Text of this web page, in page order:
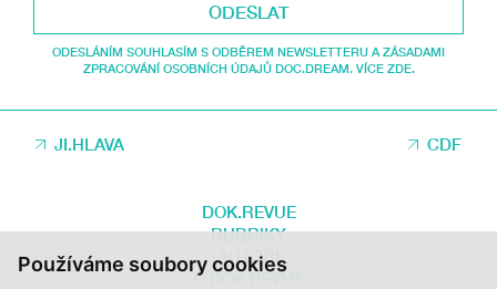
Používáme soubory cookies
ODESLAT
ODESLÁNÍM SOUHLASÍM S ODBĚREM NEWSLETTERU A ZÁSADAMI
ZPRACOVÁNÍ OSOBNÍCH ÚDAJŮ DOC.DREAM. VÍCE ZDE.
JI.HLAVA CDF
DOK.REVUE
RUBRIKY
AUTOŘI
O DOK.REVUE